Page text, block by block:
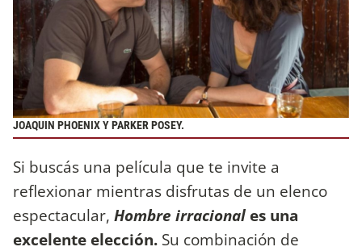
JOAQUIN PHOENIX Y PARKER POSEY.
Si buscás una película que te invite a
reflexionar mientras disfrutas de un elenco
espectacular, Hombre irracional es una
excelente elección. Su combinación de